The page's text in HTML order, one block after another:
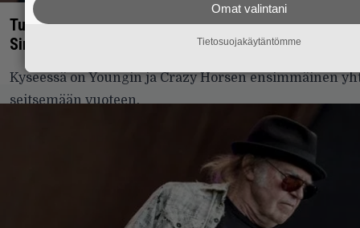
Tuoretta Neil Youngin ja Crazy Horsen musiikkia
Single ja lisätietoja albumista julki
Kyseessä on Youngin ja Crazy Horsen ensimmäinen
seitsemään vuoteen.
Omat valintani
Tietosuojakäytäntömme